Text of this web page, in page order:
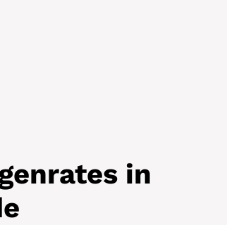
in